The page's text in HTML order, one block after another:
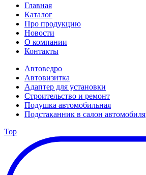
Главная
Каталог
Про продукцию
Новости
О компании
Контакты
Автоведро
Автовизитка
Адаптер для установки
Строительство и ремонт
Подушка автомобильная
Подстаканник в салон автомобиля
Top